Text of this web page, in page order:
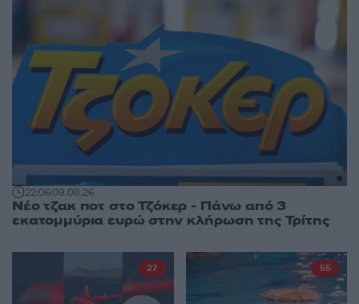
22:0609.08.26
Νέο τζακ ποτ στο Τζόκερ - Πάνω από 3
εκατομμύρια ευρώ στην κλήρωση της Τρίτης
27 55